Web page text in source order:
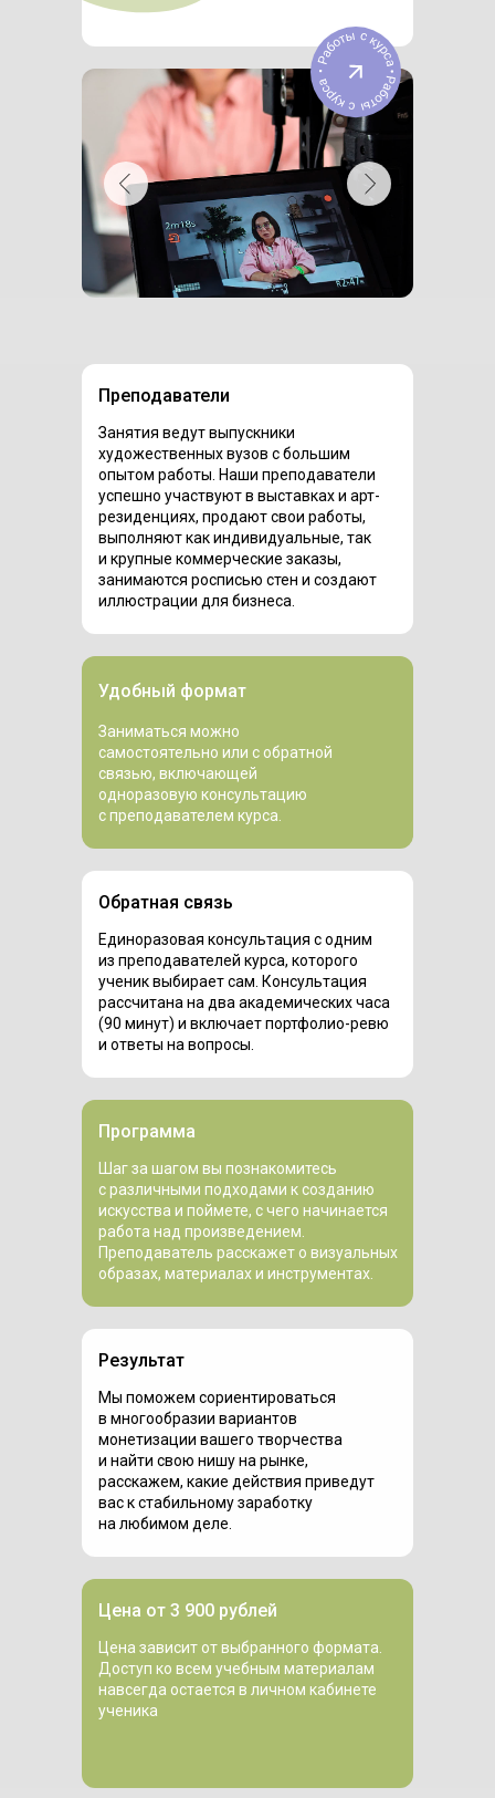
Обратная связь
Единоразовая консультация с одним
из преподавателей курса, которого
ученик выбирает сам. Консультация
рассчитана на два академических часа
(90 минут) и включает портфолио-ревю
и ответы на вопросы.
Шаг за шагом вы познакомитесь
с различными подходами к созданию
искусства и поймете, с чего начинается
работа над произведением.
Преподаватель расскажет о визуальных
образах, материалах и инструментах.
Программа
Мы поможем сориентироваться
в многообразии вариантов
монетизации вашего творчества
и найти свою нишу на рынке,
расскажем, какие действия приведут
вас к стабильному заработку
на любимом деле.
Результат
Цена зависит от выбранного формата.
Доступ ко всем учебным материалам
навсегда остается в личном кабинете
ученика
Цена от 3 900 рублей
Удобный формат
Заниматься можно
самостоятельно или с обратной
связью, включающей
одноразовую консультацию
с преподавателем курса.
Занятия ведут выпускники
художественных вузов с большим
опытом работы. Наши преподаватели
успешно участвуют в выставках и арт-
резиденциях, продают свои работы,
выполняют как индивидуальные, так
и крупные коммерческие заказы,
занимаются росписью стен и создают
иллюстрации для бизнеса.
Преподаватели